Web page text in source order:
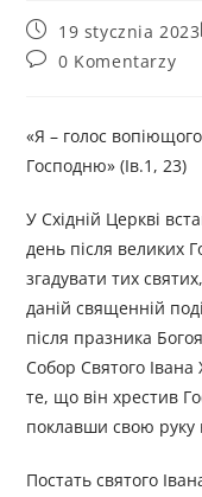
19 stycznia 2023
0 Komentarzy
«Я – голос
Господню» (Ів.1, 23)
У Східній Церкві
день після великих
згадувати тих
даній священній
після празника
Собор Святого
те, що він хрестив
поклавши свою руку
Постать святого